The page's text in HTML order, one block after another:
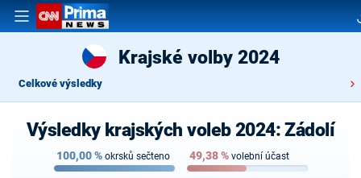
Krajské volby 2024
Celkové výsledky
Výsledky krajských voleb 2024: Zádolí
100,00% okrsků sečteno 49,38% volební účast